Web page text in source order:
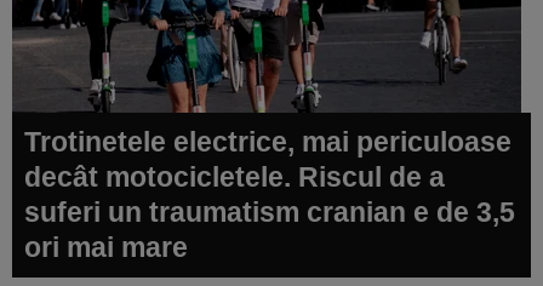
Trotinetele electrice, mai periculoase
decât motocicletele. Riscul de a
suferi un traumatism cranian e de 3,5
ori mai mare